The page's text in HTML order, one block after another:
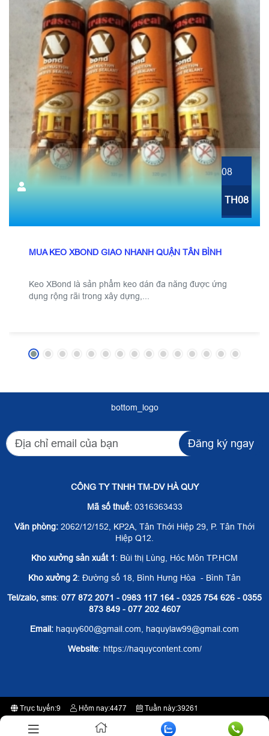
08
TH08
MUA KEO XBOND GIAO NHANH QUẬN TÂN BÌNH
Keo XBond là sản phẩm keo dán đa năng được ứng
dụng rộng rãi trong xây dựng,...
bottom_logo
Đăng ký ngay
CÔNG TY TNHH TM-DV HÀ QUY
Mã số thuế:0316363433
Văn phòng: 2062/12/152, KP2A, Tân Thới Hiệp 29, P. Tân Thới
Hiệp Q12.
Kho xưởng sản xuất 1: Bùi thị Lùng, Hóc Môn TP.HCM
Kho xưởng 2: Đường số 18, Bình Hưng Hòa - Bình Tân
Tel/zalo, sms: 077 872 2071 - 0983 117 164 - 0325 754 626 - 0355
873 849 - 077 202 4607
Email: haquy600@gmail.com, haquylaw99@gmail.com
Website: https://haquycontent.com/
Trực tuyến:9 Hôm nay:4477 Tuần này:39261
Tất cả: